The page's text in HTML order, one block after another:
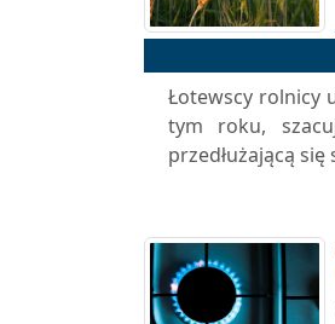
Łotewscy rolnicy
tym roku,
przedłużającą